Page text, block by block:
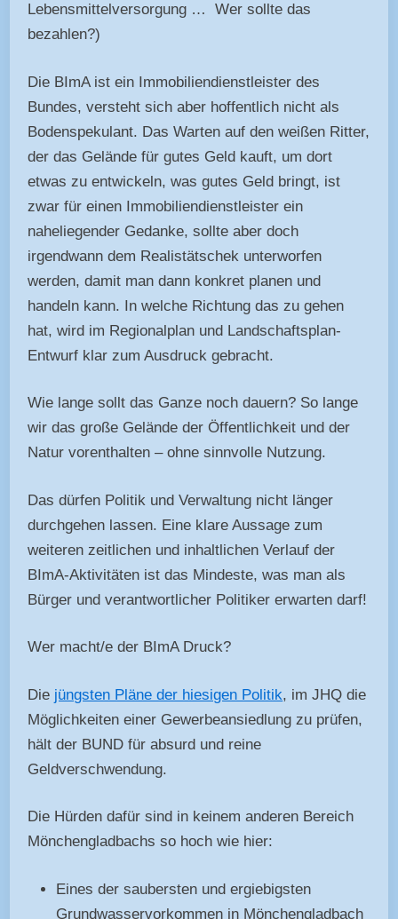
Lebensmittelversorgung … Wer sollte das
bezahlen?)
Die BImA ist ein Immobiliendienstleister des
Bundes, versteht sich aber hoffentlich nicht als
Bodenspekulant. Das Warten auf den weißen Ritter,
der das Gelände für gutes Geld kauft, um dort
etwas zu entwickeln, was gutes Geld bringt, ist
zwar für einen Immobiliendienstleister ein
naheliegender Gedanke, sollte aber doch
irgendwann dem Realistätschek unterworfen
werden, damit man dann konkret planen und
handeln kann. In welche Richtung das zu gehen
hat, wird im Regionalplan und Landschaftsplan-
Entwurf klar zum Ausdruck gebracht.
Wie lange sollt das Ganze noch dauern? So lange
wir das große Gelände der Öffentlichkeit und der
Natur vorenthalten – ohne sinnvolle Nutzung.
Das dürfen Politik und Verwaltung nicht länger
durchgehen lassen. Eine klare Aussage zum
weiteren zeitlichen und inhaltlichen Verlauf der
BImA-Aktivitäten ist das Mindeste, was man als
Bürger und verantwortlicher Politiker erwarten darf!
Wer macht/e der BImA Druck?
Die jüngsten Pläne der hiesigen Politik, im JHQ die
Möglichkeiten einer Gewerbeansiedlung zu prüfen,
hält der BUND für absurd und reine
Geldverschwendung.
Die Hürden dafür sind in keinem anderen Bereich
Mönchengladbachs so hoch wie hier:
Eines der saubersten und ergiebigsten
Grundwasservorkommen in Mönchengladbach